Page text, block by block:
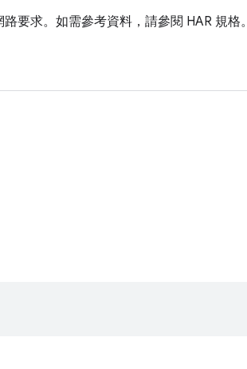
要求。如需參考資料，請參閱 HAR 規格。